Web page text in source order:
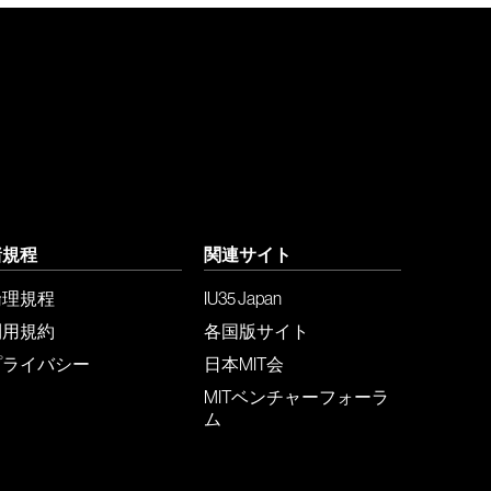
程
規程
規約
イバシー
関連サイト
IU35 Japan
各国版サイト
日本MIT会
MITベンチャーフォーラ
ム